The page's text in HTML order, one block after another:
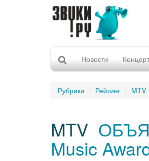
Новости
Рубрики Рейтинг MTV
MTV
Music